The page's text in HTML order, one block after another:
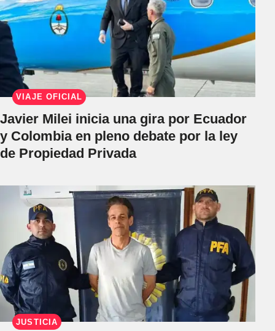
VIAJE OFICIAL
Javier Milei inicia una gira por Ecuador
y Colombia en pleno debate por la ley
de Propiedad Privada
JUSTICIA